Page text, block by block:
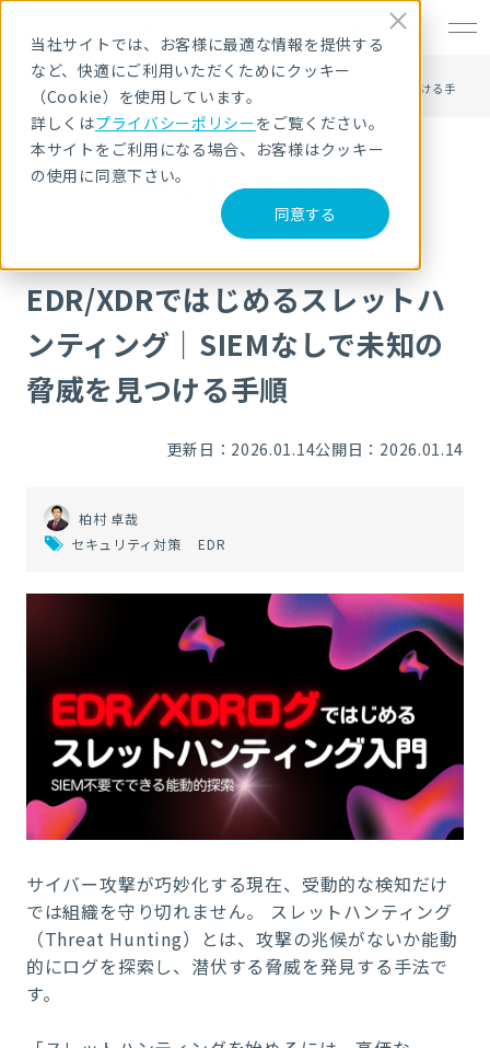
当社サイトでは、お客様に最適な情報を提供する
など、快適にご利用いただくためにクッキー
（Cookie）を使用しています。
詳しくはプライバシーポリシーをご覧ください。
本サイトをご利用になる場合、お客様はクッキー
の使用に同意下さい。
同意する
HOME
NRIセキュア ブログ
EDR/XDRではじめるスレットハンティング｜SIEMなしで未知の脅威を見つける手
NRIセキュア ブログ
EDR/XDRではじめるスレットハ
ンティング｜SIEMなしで未知の
脅威を見つける手順
更新日：2026.01.14公開日：2026.01.14
柏村 卓哉
セキュリティ対策
EDR
サイバー攻撃が巧妙化する現在、受動的な検知だけ
では組織を守り切れません。 スレットハンティング
（Threat Hunting）とは、攻撃の兆候がないか能動
的にログを探索し、潜伏する脅威を発見する手法で
す。